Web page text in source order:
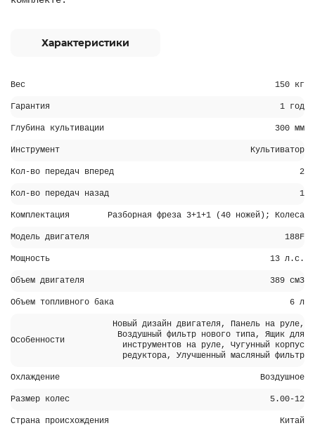
Характеристики
Вес 150 кг
Гарантия 1 год
Глубина культивации 300 мм
Инструмент Культиватор
Кол-во передач вперед 2
Кол-во передач назад 1
Комплектация Разборная фреза 3+1+1 (40 ножей); Колеса
Модель двигателя 188F
Мощность 13 л.с.
Объем двигателя 389 см3
Объем топливного бака 6 л
Особенности
Новый дизайн двигателя, Панель на руле,
Воздушный фильтр нового типа, Ящик для
инструментов на руле, Чугунный корпус
редуктора, Улучшенный масляный фильтр
Охлаждение Воздушное
Размер колес 5.00-12
Страна происхождения Китай